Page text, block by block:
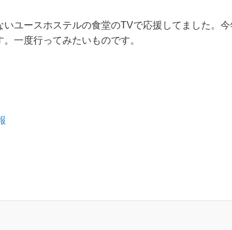
いユースホステルの食堂のTVで応援してました。
。一度行ってみたいものです。